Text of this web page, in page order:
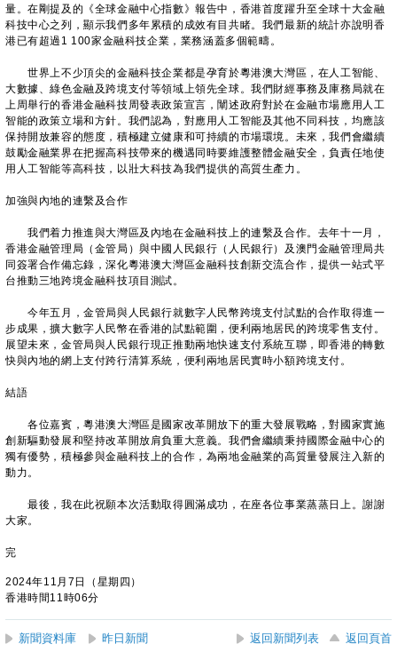
量。在剛提及的《全球金融中心指數》報告中，香港首度躍升至全球十大金融
科技中心之列，顯示我們多年累積的成效有目共睹。我們最新的統計亦說明香
港已有超過1 100家金融科技企業，業務涵蓋多個範疇。
世界上不少頂尖的金融科技企業都是孕育於粵港澳大灣區，在人工智能、
大數據、綠色金融及跨境支付等領域上領先全球。我們財經事務及庫務局就在
上周舉行的香港金融科技周發表政策宣言，闡述政府對於在金融市場應用人工
智能的政策立場和方針。我們認為，對應用人工智能及其他不同科技，均應該
保持開放兼容的態度，積極建立健康和可持續的市場環境。未來，我們會繼續
鼓勵金融業界在把握高科技帶來的機遇同時要維護整體金融安全，負責任地使
用人工智能等高科技，以壯大科技為我們提供的高質生產力。
加強與內地的連繫及合作
我們着力推進與大灣區及內地在金融科技上的連繫及合作。去年十一月，
香港金融管理局（金管局）與中國人民銀行（人民銀行）及澳門金融管理局共
同簽署合作備忘錄，深化粵港澳大灣區金融科技創新交流合作，提供一站式平
台推動三地跨境金融科技項目測試。
今年五月，金管局與人民銀行就數字人民幣跨境支付試點的合作取得進一
步成果，擴大數字人民幣在香港的試點範圍，便利兩地居民的跨境零售支付。
展望未來，金管局與人民銀行現正推動兩地快速支付系統互聯，即香港的轉數
快與內地的網上支付跨行清算系統，便利兩地居民實時小額跨境支付。
結語
各位嘉賓，粵港澳大灣區是國家改革開放下的重大發展戰略，對國家實施
創新驅動發展和堅持改革開放肩負重大意義。我們會繼續秉持國際金融中心的
獨有優勢，積極參與金融科技上的合作，為兩地金融業的高質量發展注入新的
動力。
最後，我在此祝願本次活動取得圓滿成功，在座各位事業蒸蒸日上。謝謝
大家。
完
2024年11月7日（星期四）
香港時間11時06分
新聞資料庫 昨日新聞 返回新聞列表 返回頁首